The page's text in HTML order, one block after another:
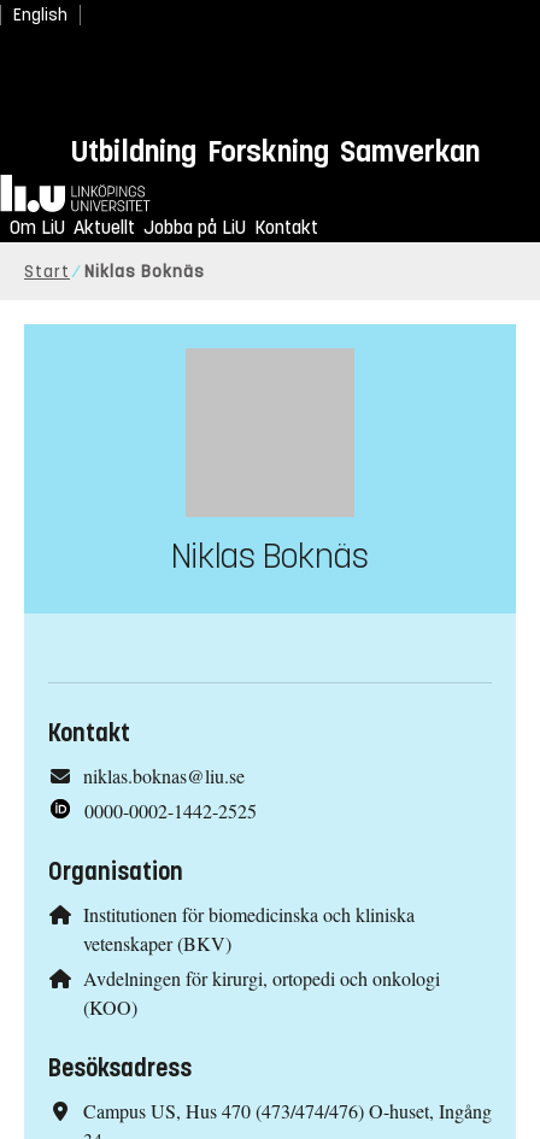
English
Utbildning Forskning Samverkan
Hem
Om LiU Aktuellt Jobba på LiU Kontakt
Start Niklas Boknäs
Niklas Boknäs
Kontakt
niklas.boknas@liu.se
0000-0002-1442-2525
Organisation
Institutionen för biomedicinska och kliniska
vetenskaper (BKV)
Avdelningen för kirurgi, ortopedi och onkologi
(KOO)
Besöksadress
Campus US, Hus 470 (473/474/476) O-huset, Ingång